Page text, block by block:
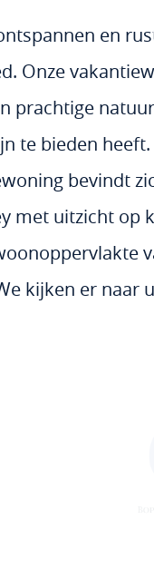
en
Onze
prachtige
te bieden
bevindt
met uitzicht op
kijken er naar